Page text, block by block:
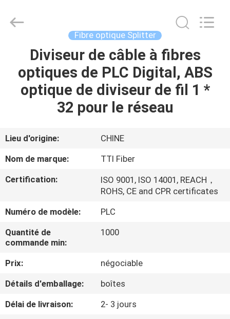
MAISON
DES
PRODUITS
AU
SUJET
DE
D'USINE
DE
QUALITÉ
Communication
Tech.
Fibre optique Splitter
Diviseur de câble à fibres
optiques de PLC Digital, ABS
optique de diviseur de fil 1 *
32 pour le réseau
Lieu d'origine:
CHINE
Nom de marque:
TTI Fiber
Certification:
ISO 9001, ISO 14001, REACH，
ROHS, CE and CPR certificates
Numéro de modèle:
PLC
Quantité de
commande min:
1000
Prix:
négociable
Détails d'emballage:
boîtes
Délai de livraison:
2- 3 jours